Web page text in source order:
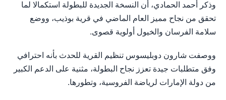
وذكر أحمد الحمادي، أن النسخة الجديدة للبطولة استكمالا لما
تحقق من نجاح مميز العام الماضي في قرية بوذيب، ووضع
سلامة الفرسان والخيول أولوية قصوى.
ووصفت شارون دوبليسوس تنظيم القرية للحدث بأنه احترافي
وفق متطلبات جيدة تعزز نجاح البطولة، مثنية على الدعم الكبير
من دولة الإمارات لرياضة الفروسية، وتطورها.